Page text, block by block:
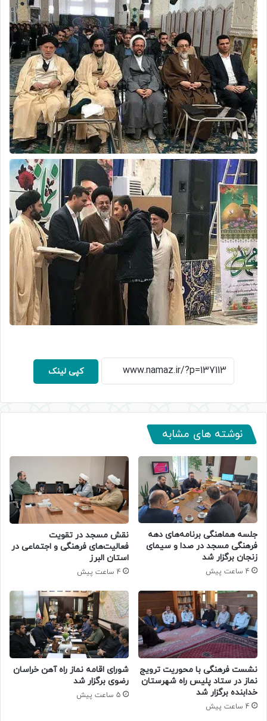
کپی لینک
نوشته های مشابه
جلسه هماهنگی برنامه‌های دهه
فرهنگی مسجد در صدا و سیمای
زنجان برگزار شد
4 ساعت پیش
نقش مسجد در تقویت
فعالیت‌های فرهنگی و اجتماعی در
استان البرز
4 ساعت پیش
نشست فرهنگی با محوریت ترویج
نماز در ستاد پلیس راه شهرستان
خدابنده برگزار شد
4 ساعت پیش
شورای اقامه نماز راه آهن خراسان
رضوی برگزار شد
5 ساعت پیش